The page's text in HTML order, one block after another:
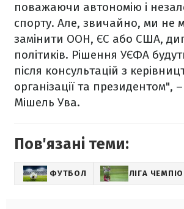
поважаючи автономію і
спорту. Але, звичайно, ми не
замінити ООН, ЄС або США,
політиків. Рішення УЄФА
після консультацій з
організації та президентом",
Мішель Ува.
Пов'язані теми:
ФУТБОЛ ЛІГА